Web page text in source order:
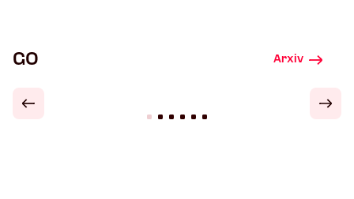
GO Arxiv